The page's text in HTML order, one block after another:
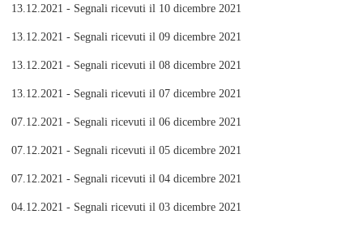
13.12.2021 - Segnali ricevuti il 10 dicembre 2021
13.12.2021 - Segnali ricevuti il 09 dicembre 2021
13.12.2021 - Segnali ricevuti il 08 dicembre 2021
13.12.2021 - Segnali ricevuti il 07 dicembre 2021
07.12.2021 - Segnali ricevuti il 06 dicembre 2021
07.12.2021 - Segnali ricevuti il 05 dicembre 2021
07.12.2021 - Segnali ricevuti il 04 dicembre 2021
04.12.2021 - Segnali ricevuti il 03 dicembre 2021